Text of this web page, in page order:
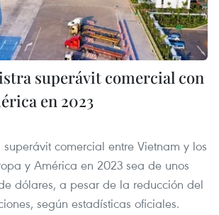
superávit comercial con
en 2023
comercial entre Vietnam y los
y América en 2023 sea de unos
dólares, a pesar de la reducción del
según estadísticas oficiales.